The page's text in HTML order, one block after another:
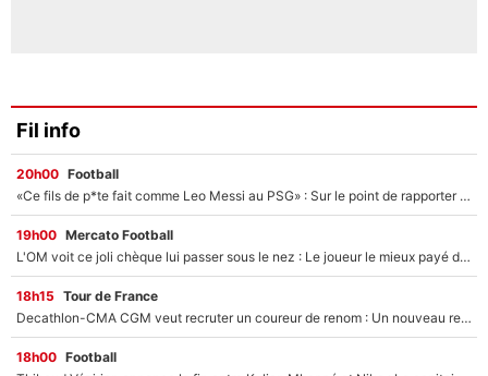
Fil info
20h00 Football
«Ce fils de p*te fait comme Leo Messi au PSG» : Sur le point de rapporter gros à l'OM, Facundo Medina raconte son clash avec des supporters !
19h00 Mercato Football
L'OM voit ce joli chèque lui passer sous le nez : Le joueur le mieux payé du club refuse de partir, son transfert est annulé à la dernière minute !
18h15 Tour de France
Decathlon-CMA CGM veut recruter un coureur de renom : Un nouveau renfort important arrive pour Paul Seixas ?
18h00 Football